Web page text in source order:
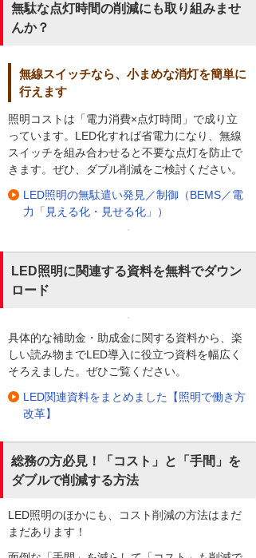
無駄な点灯時間の削減にも取り組みませ
んか？
無線スイッチなら、小まめな消灯を簡単に
行えます
照明コストは「電力消費×点灯時間」で成り立
っています。LED化すれば省電力になり、無線
スイッチを組み合わせると不要な点灯を防止で
きます。ぜひ、ダブル削減をご検討ください。
LED照明の無駄遣い発見／制御（BEMS／電
力「見える化・見せる化」）
LED照明に関連する資料を無料でダウン
ロード
具体的な補助金・助成金に関する資料から、楽
しい読み物までLED導入に役立つ資料を幅広く
そろえました。ぜひご覧ください。
LED関連資料をまとめました【照明で働き方
改革】
総務の方必見！「コスト」と「手間」を
ダブルで削減する方法
LED照明のほかにも、コスト削減の方法はまだ
まだあります！